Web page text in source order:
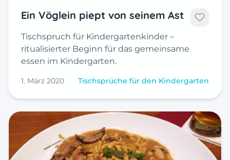
Ein Vöglein piept von seinem Ast
Tischspruch für Kindergartenkinder –
ritualisierter Beginn für das gemeinsame
essen im Kindergarten.
1. März 2020 Tischsprüche für den Kindergarten